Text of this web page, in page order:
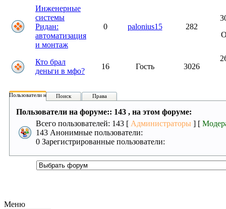
Инженерные
системы
Ридан:
автоматизация
и монтаж
0 palonius15 282
Кто брал
деньги в мфо?
16 Гость 3026
Пользователи на форуме:
Поиск Права
Пользователи на форуме:: 143 , на этом форуме:
Всего пользователей: 143 [ Администраторы ] [
143 Анонимные пользователи:
0 Зарегистрированные пользователи:
Меню